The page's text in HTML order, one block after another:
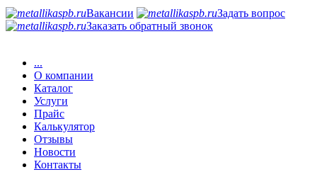
Вакансии
Задать вопрос
Заказать обратный звонок
...
О компании
Каталог
Услуги
Прайс
Калькулятор
Отзывы
Новости
Контакты